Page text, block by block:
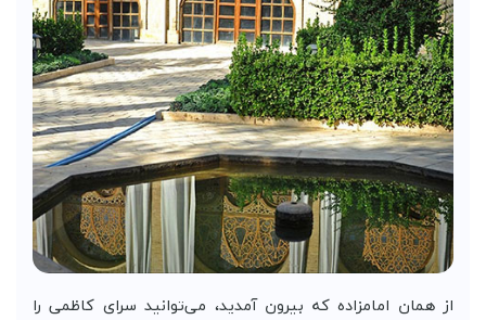
از همان امامزاده که بیرون آمدید، می‌توانید سرای کاظمی را